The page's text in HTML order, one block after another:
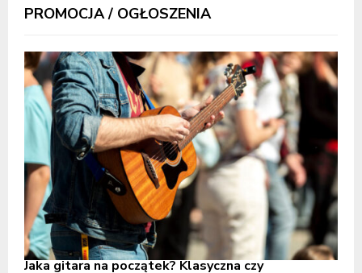
PROMOCJA / OGŁOSZENIA
Jaka gitara na początek? Klasyczna czy